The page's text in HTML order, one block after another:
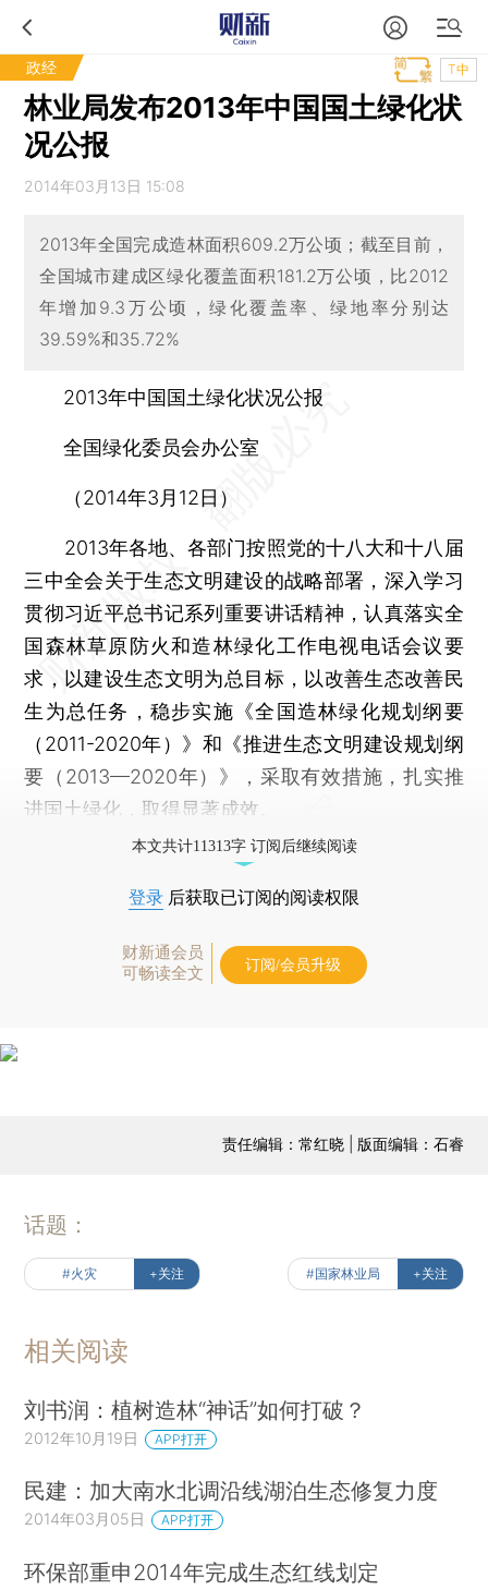
政经 T中
林业局发布2013年中国国土绿化状
况公报
2014年03月13日 15:08
2013年全国完成造林面积609.2万公顷；截至目前，
全国城市建成区绿化覆盖面积181.2万公顷，比2012
年增加9.3万公顷，绿化覆盖率、绿地率分别达
39.59%和35.72%
2013年中国国土绿化状况公报
全国绿化委员会办公室
（2014年3月12日）
2013年各地、各部门按照党的十八大和十八届
三中全会关于生态文明建设的战略部署，深入学习
贯彻习近平总书记系列重要讲话精神，认真落实全
国森林草原防火和造林绿化工作电视电话会议要
求，以建设生态文明为总目标，以改善生态改善民
生为总任务，稳步实施《全国造林绿化规划纲要
（2011-2020年）》和《推进生态文明建设规划纲
要（2013—2020年）》，采取有效措施，扎实推
进国土绿化，取得显著成效。
本文共计11313字 订阅后继续阅读
登录 后获取已订阅的阅读权限
财新通会员
可畅读全文
订阅/会员升级
责任编辑：常红晓 | 版面编辑：石睿
话题：
#火灾 +关注 #国家林业局 +关注
相关阅读
刘书润：植树造林“神话”如何打破？
2012年10月19日 APP打开
民建：加大南水北调沿线湖泊生态修复力度
2014年03月05日 APP打开
环保部重申2014年完成生态红线划定